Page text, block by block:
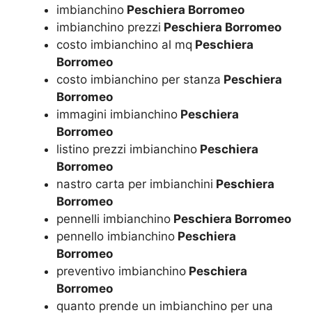
imbianchino Peschiera Borromeo
imbianchino prezzi Peschiera Borromeo
costo imbianchino al mq Peschiera
Borromeo
costo imbianchino per stanza Peschiera
Borromeo
immagini imbianchino Peschiera
Borromeo
listino prezzi imbianchino Peschiera
Borromeo
nastro carta per imbianchini Peschiera
Borromeo
pennelli imbianchino Peschiera Borromeo
pennello imbianchino Peschiera
Borromeo
preventivo imbianchino Peschiera
Borromeo
quanto prende un imbianchino per una